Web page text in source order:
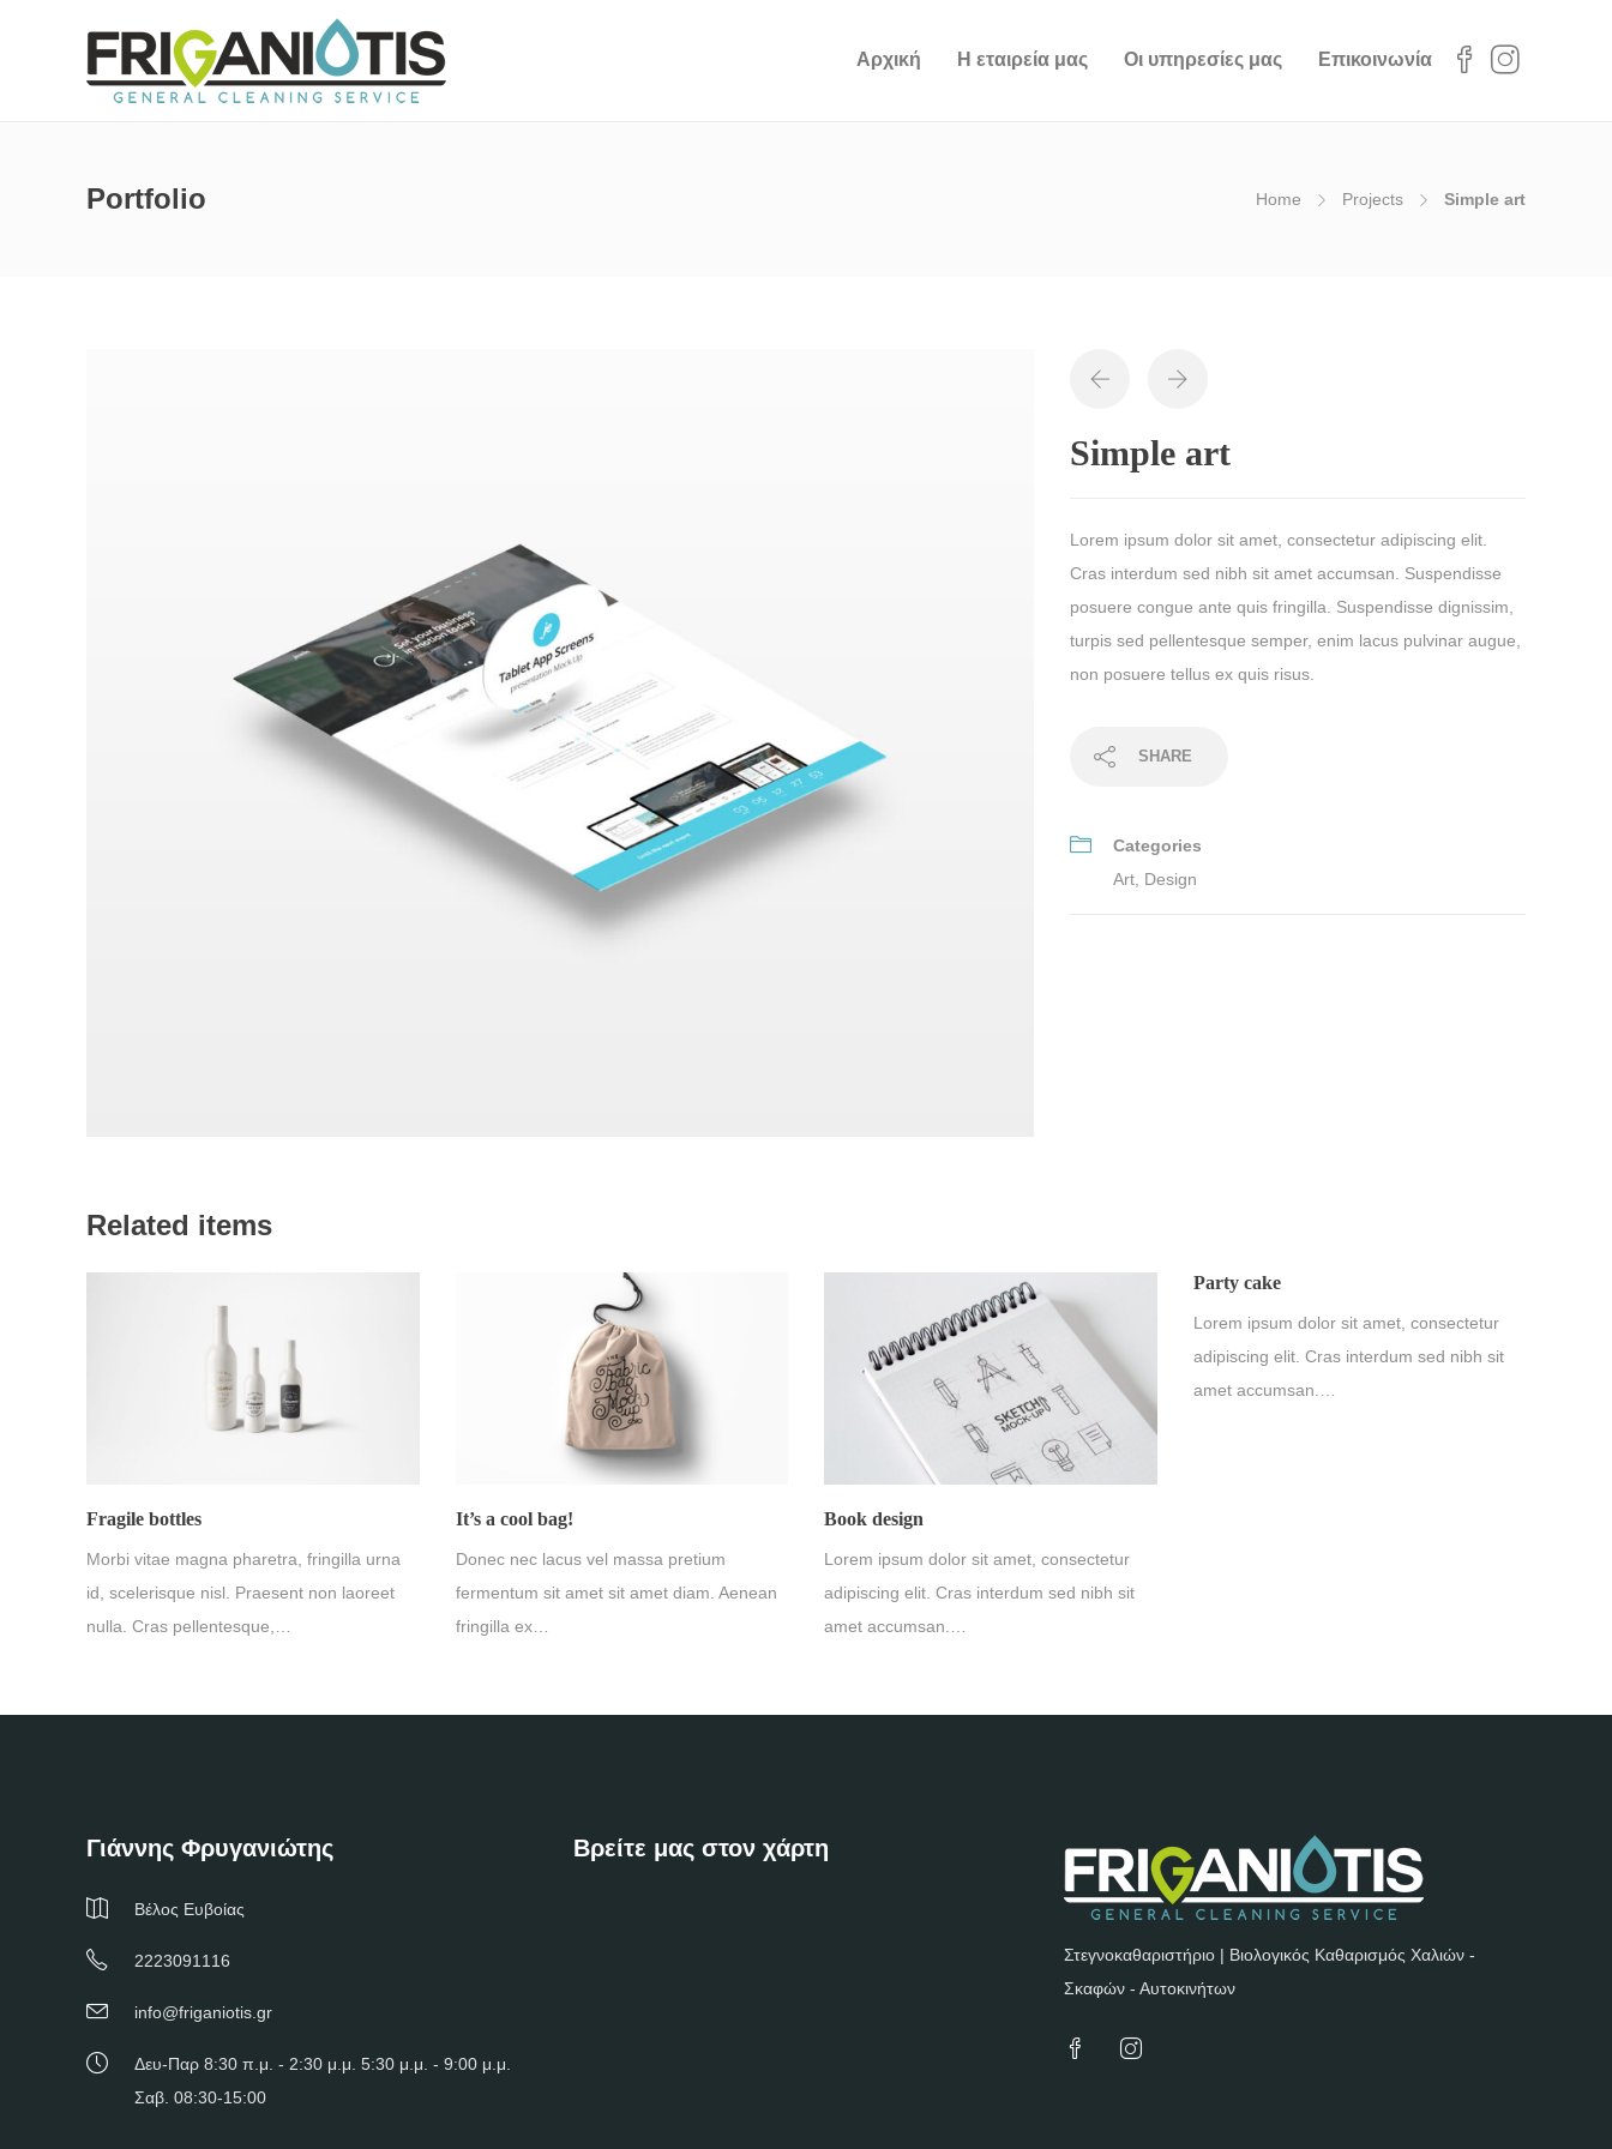
Αρχική Η εταιρεία μας Οι υπηρεσίες μας Επικοινωνία
Portfolio Home Projects Simple art
Simple art
Lorem ipsum dolor sit amet, consectetur adipiscing elit.
Cras interdum sed nibh sit amet accumsan. Suspendisse
posuere congue ante quis fringilla. Suspendisse dignissim,
turpis sed pellentesque semper, enim lacus pulvinar augue,
non posuere tellus ex quis risus.
SHARE
Categories
Art Design
Related items
Fragile bottles
Morbi vitae magna pharetra, fringilla urna
id, scelerisque nisl. Praesent non laoreet
nulla. Cras pellentesque,…
It’s a cool bag!
Donec nec lacus vel massa pretium
fermentum sit amet sit amet diam. Aenean
fringilla ex…
Book design
Lorem ipsum dolor sit amet, consectetur
adipiscing elit. Cras interdum sed nibh sit
amet accumsan.…
Party cake
Lorem ipsum dolor sit amet, consectetur
adipiscing elit. Cras interdum sed nibh sit
amet accumsan.…
Γιάννης Φρυγανιώτης
Βέλος Ευβοίας
2223091116
info@friganiotis.gr
Δευ-Παρ 8:30 π.μ. - 2:30 μ.μ. 5:30 μ.μ. - 9:00 μ.μ.
Σαβ. 08:30-15:00
Βρείτε μας στον χάρτη
Στεγνοκαθαριστήριο | Βιολογικός Καθαρισμός Χαλιών -
Σκαφών - Αυτοκινήτων